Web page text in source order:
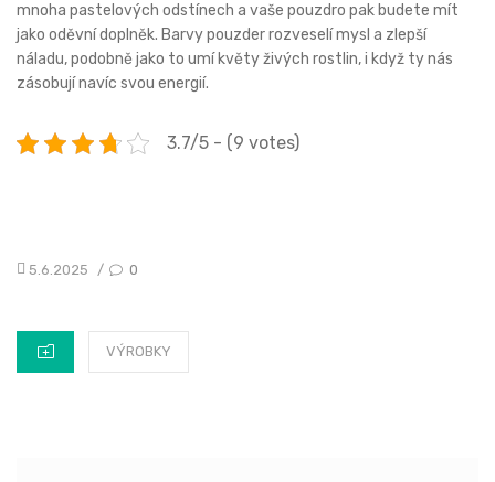
mnoha pastelových odstínech a vaše pouzdro pak budete mít
jako oděvní doplněk. Barvy pouzder rozveselí mysl a zlepší
náladu, podobně jako to umí květy živých rostlin, i když ty nás
zásobují navíc svou energií.
3.7/5 - (9 votes)
POSTED
5.6.2025 / 0
CATEGORIES
VÝROBKY